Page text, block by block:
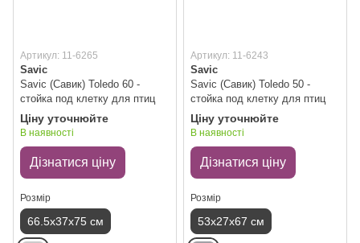
Артикул: 11-6265
Savic
Savic (Савик) Toledo 60 -
стойка под клетку для птиц
Ціну уточнюйте
В наявності
Дізнатися ціну
Розмір
66.5х37х75 см
Артикул: 11-6243
Savic
Savic (Савик) Toledo 50 -
стойка под клетку для птиц
Ціну уточнюйте
В наявності
Дізнатися ціну
Розмір
53х27х67 см